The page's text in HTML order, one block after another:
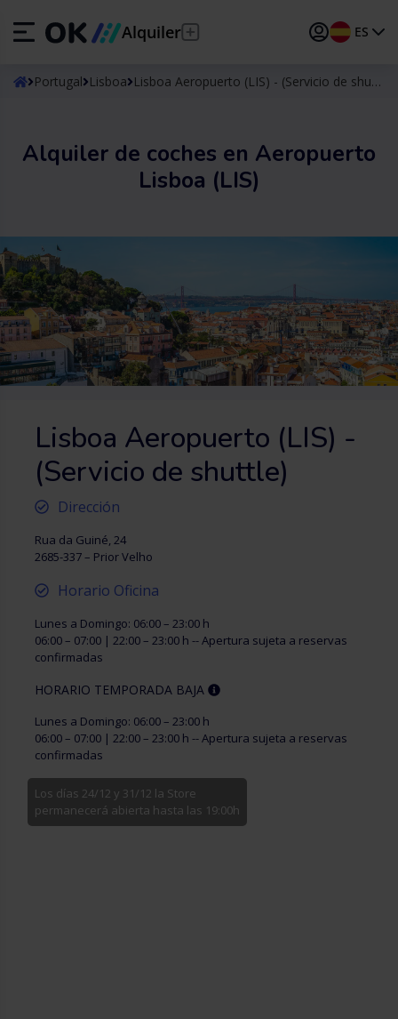
Alquiler ES
ESEspañol
DE Deutsch
PTPortuguês
TRTürkçe
Portugal Lisboa Lisboa Aeropuerto (LIS) - (Servicio de shuttle)
Alquiler de coches en Aeropuerto
Lisboa (LIS)
Lisboa Aeropuerto (LIS) -
(Servicio de shuttle)
Dirección
Rua da Guiné, 24
2685-337 – Prior Velho
Horario Oficina
Lunes a Domingo: 06:00 – 23:00 h
06:00 – 07:00 | 22:00 – 23:00 h -- Apertura sujeta a reservas
confirmadas
HORARIO TEMPORADA BAJA
Lunes a Domingo: 06:00 – 23:00 h
06:00 – 07:00 | 22:00 – 23:00 h -- Apertura sujeta a reservas
confirmadas
Los días 24/12 y 31/12 la Store
permanecerá abierta hasta las 19:00h